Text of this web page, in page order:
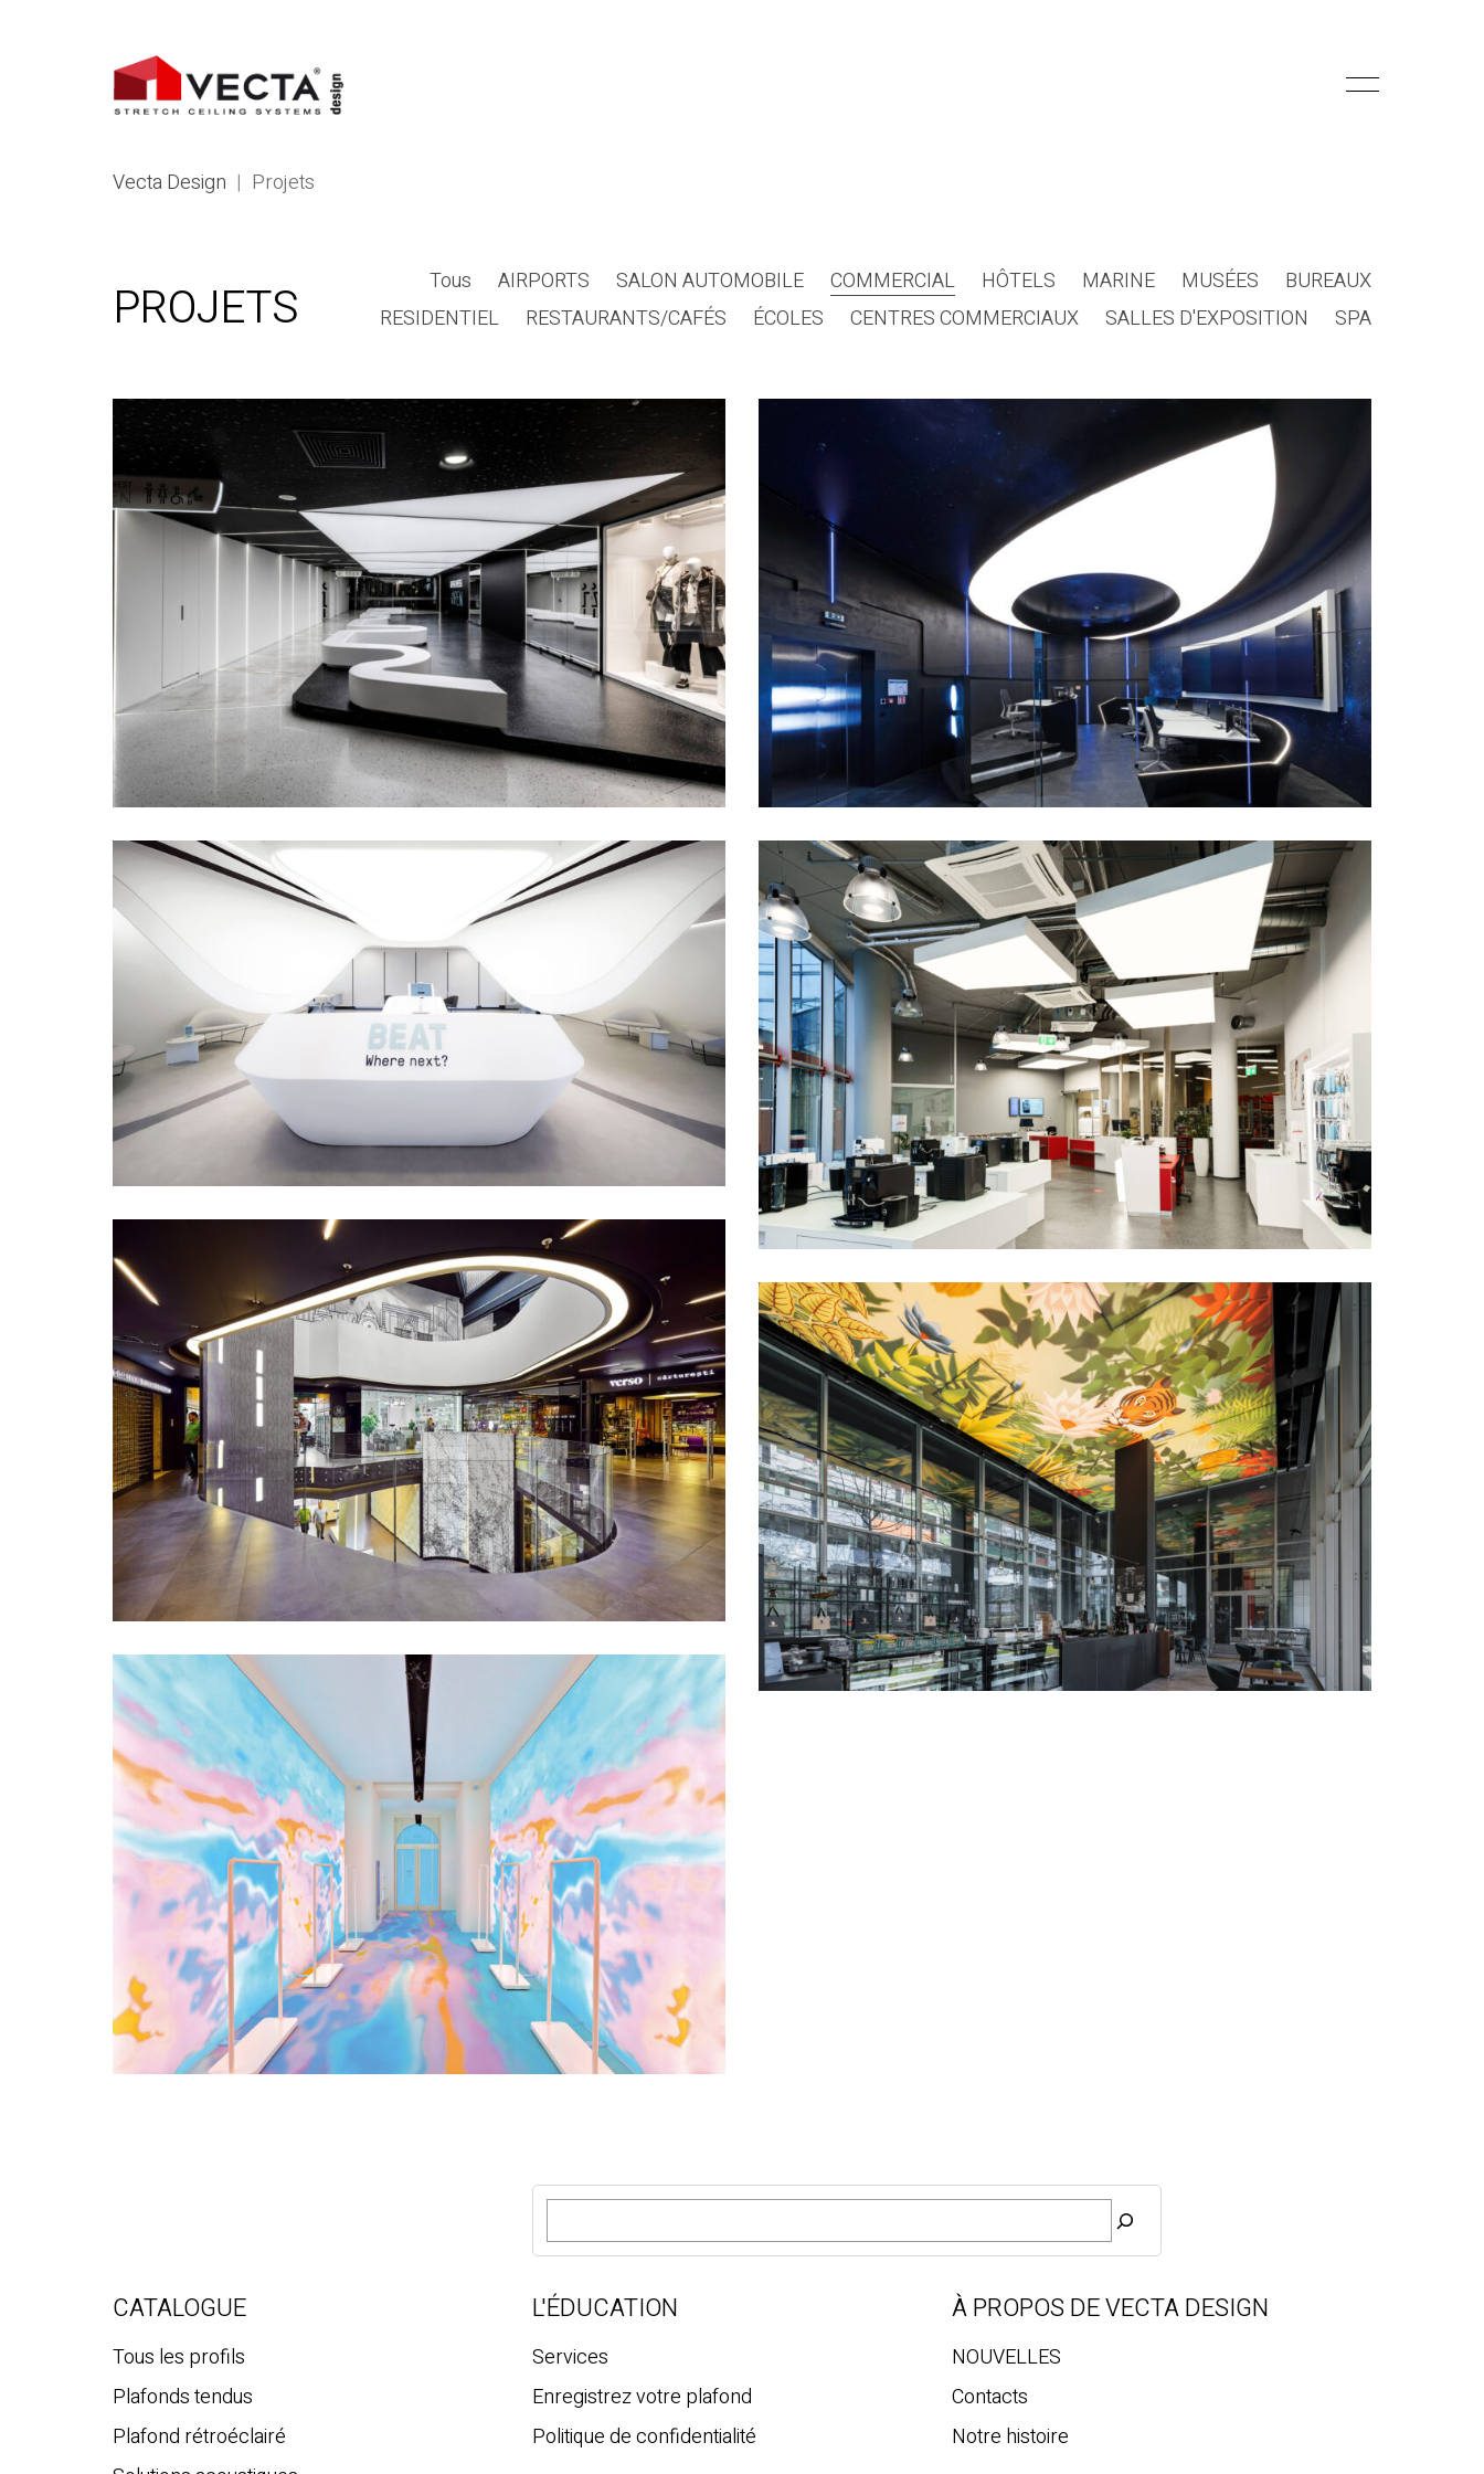
Vecta Design | Projets
PROJETS Tous AIRPORTS SALON AUTOMOBILE COMMERCIAL HÔTELS MARINE MUSÉES
BUREAUX
RESIDENTIEL
RESTAURANTS/CAFÉS ÉCOLES CENTRES COMMERCIAUX SALLES D'EXPOSITION SPA
R
c
e
c
h
e
CATALOGUE
Tous les profils
Plafonds tendus
Plafond rétroéclairé
L'ÉDUCATION
Services
Enregistrez votre plafond
Politique de confidentialité
À PROPOS DE VECTA DESIGN
NOUVELLES
Contacts
Notre histoire